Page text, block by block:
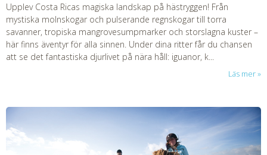
Upplev Costa Ricas magiska landskap på hästryggen! Från
mystiska molnskogar och pulserande regnskogar till torra
savanner, tropiska mangrovesumpmarker och storslagna kuster –
här finns äventyr för alla sinnen. Under dina ritter får du chansen
att se det fantastiska djurlivet på nära håll: iguanor, k...
Läs mer